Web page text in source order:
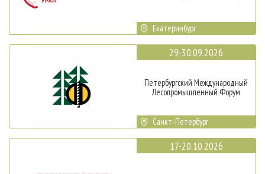
Екатеринбург
29-30.09.2026
Петербургский Международный
Лесопромышленный Форум
Санкт-Петербург
17-20.10.2026